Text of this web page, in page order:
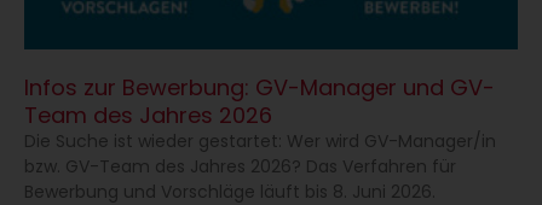
Infos zur Bewerbung: GV-Manager und GV-
Team des Jahres 2026
Die Suche ist wieder gestartet: Wer wird GV-Manager/in
bzw. GV-Team des Jahres 2026? Das Verfahren für
Bewerbung und Vorschläge läuft bis 8. Juni 2026.